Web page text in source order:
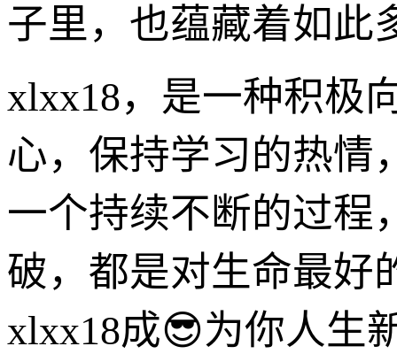
子里，也蕴藏着如此
xlxx18，是一种积极
心，保持学习的热情
一个持续不断的过程
破，都是对生命最好
xlxx18成😎为你人生